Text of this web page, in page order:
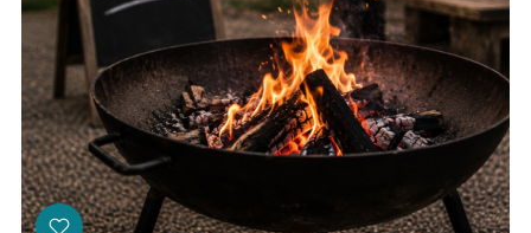
ThreadsFacebookYoutube
X Instagram
Flick TikTok